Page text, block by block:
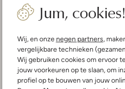
Jum, cookies!
Wij, en onze negen partners,
vergelijkbare technieken
Wij gebruiken cookies om ervoor
jouw voorkeuren op te slaan, om
profiel op te bouwen van jouw